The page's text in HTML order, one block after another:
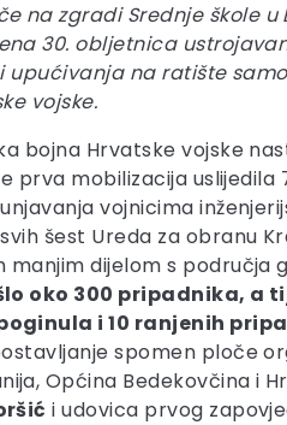
na zgradi Srednje škole u
30. obljetnica
na ratište
vojske.
bojna Hrvatske vojske
prva mobilizacija uslijedila
vojnicima
šest Ureda za obranu
manjim dijelom s područja
oko 300 pripadnika, a
i 10 ranjenih
spomen ploče
Općina Bedekovčina i
i udovica prvog